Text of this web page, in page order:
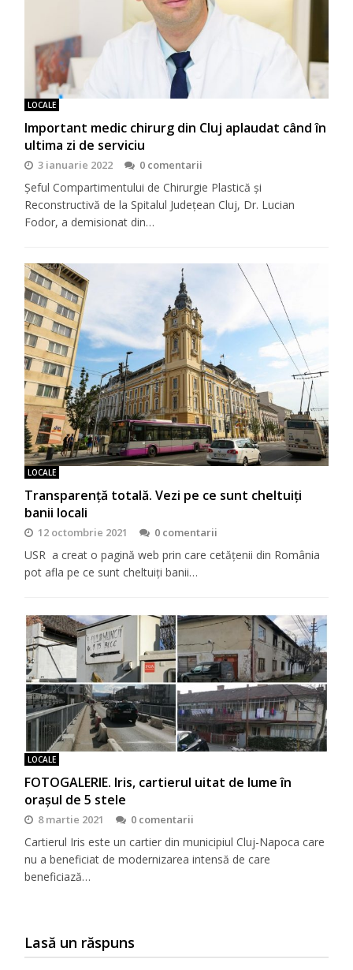
LOCALE
Important medic chirurg din Cluj aplaudat când în
ultima zi de serviciu
3 ianuarie 2022 0 comentarii
Șeful Compartimentului de Chirurgie Plastică și
Reconstructivă de la Spitalul Județean Cluj, Dr. Lucian
Fodor, a demisionat din…
LOCALE
Transparență totală. Vezi pe ce sunt cheltuiți
banii locali
12 octombrie 2021 0 comentarii
USR a creat o pagină web prin care cetățenii din România
pot afla pe ce sunt cheltuiți banii…
LOCALE
FOTOGALERIE. Iris, cartierul uitat de lume în
orașul de 5 stele
8 martie 2021 0 comentarii
Cartierul Iris este un cartier din municipiul Cluj-Napoca care
nu a beneficiat de modernizarea intensă de care
beneficiază…
Lasă un răspuns